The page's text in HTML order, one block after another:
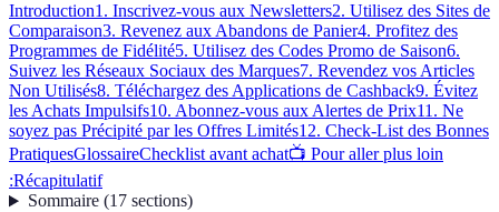
Introduction1. Inscrivez-vous aux Newsletters2. Utilisez des Sites de
Comparaison3. Revenez aux Abandons de Panier4. Profitez des
Programmes de Fidélité5. Utilisez des Codes Promo de Saison6.
Suivez les Réseaux Sociaux des Marques7. Revendez vos Articles
Non Utilisés8. Téléchargez des Applications de Cashback9. Évitez
les Achats Impulsifs10. Abonnez-vous aux Alertes de Prix11. Ne
soyez pas Précipité par les Offres Limités12. Check-List des Bonnes
PratiquesGlossaireChecklist avant achat📺 Pour aller plus loin
:Récapitulatif
Sommaire(17 sections)